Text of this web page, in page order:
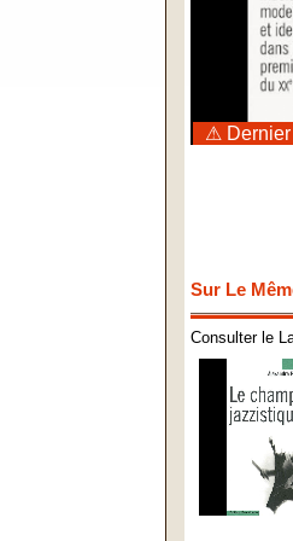
⚠ Dernier
Sur Le
Consulter le